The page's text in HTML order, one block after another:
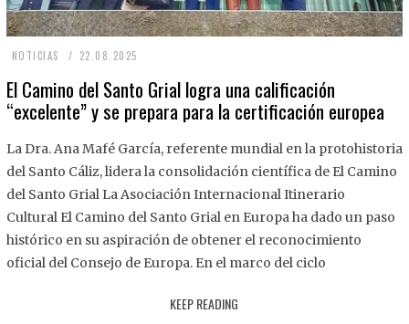
NOTICIAS 22.08.2025
.
8
2
2
El Camino del Santo Grial logra una calificación
“excelente” y se prepara para la certificación europea
La Dra. Ana Mafé García, referente mundial en la protohistoria
del Santo Cáliz, lidera la consolidación científica de El Camino
del Santo Grial La Asociación Internacional Itinerario
Cultural El Camino del Santo Grial en Europa ha dado un paso
histórico en su aspiración de obtener el reconocimiento
oficial del Consejo de Europa. En el marco del ciclo
KEEP READING